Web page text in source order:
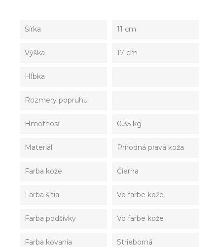
Šírka 11 cm
Výška 17 cm
Hĺbka
Rozmery popruhu
Hmotnosť 0.35 kg
Materiál Prírodná pravá koža
Farba kože Čierna
Farba šitia Vo farbe kože
Farba podšívky Vo farbe kože
Farba kovania Strieborná